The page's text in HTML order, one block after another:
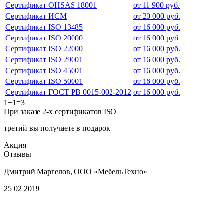
Сертификат OHSAS 18001
от 11 900 руб.
Сертификат ИСМ
от 20 000 руб.
Сертификат ISO 13485
от 16 000 руб.
Сертификат ISO 20000
от 16 000 руб.
Сертификат ISO 22000
от 16 000 руб.
Сертификат ISO 29001
от 16 000 руб.
Сертификат ISO 45001
от 16 000 руб.
Сертификат ISO 50001
от 16 000 руб.
Сертификат ГОСТ РВ 0015-002-2012 от 16 000 руб.
1+1=3
При заказе 2-х сертификатов ISO
третий вы получаете в подарок
Акция
Отзывы
Дмитрий Маргелов, ООО «МебельТехно»
25 02 2019